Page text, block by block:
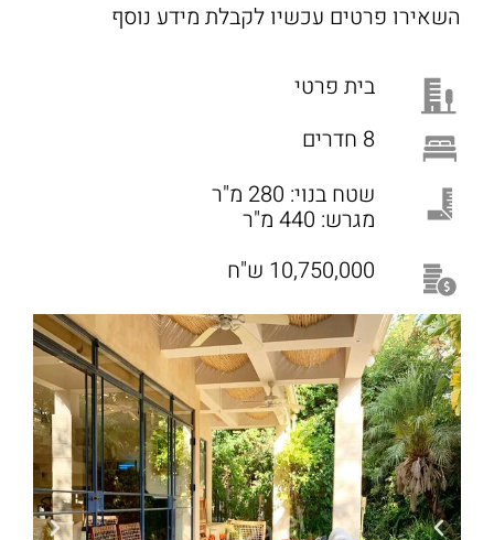
השאירו פרטים עכשיו לקבלת מידע נוסף
בית פרטי
8 חדרים
שטח בנוי: 280 מ"ר
מגרש: 440 מ"ר
10,750,000 ש"ח